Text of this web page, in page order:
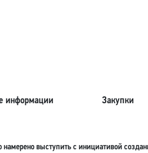
информации Закупки
намерено выступить с инициативой